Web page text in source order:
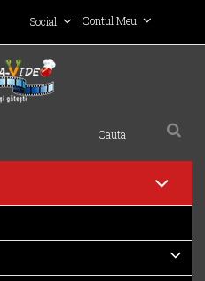
Contul Meu
Social